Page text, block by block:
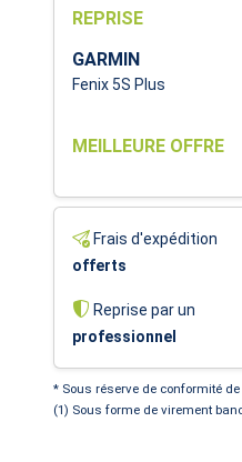
REPRISE
GARMIN
Fenix 5S Plus
MEILLEURE OFFRE
Frais d'expédition
offerts
Reprise par un
professionnel
* Sous réserve de conformité
(1) Sous forme de virement